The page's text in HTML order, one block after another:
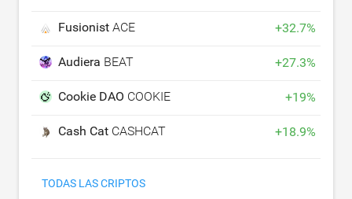
Fusionist ACE +32.7%
Audiera BEAT +27.3%
Cookie DAO COOKIE +19%
Cash Cat CASHCAT +18.9%
TODAS LAS CRIPTOS